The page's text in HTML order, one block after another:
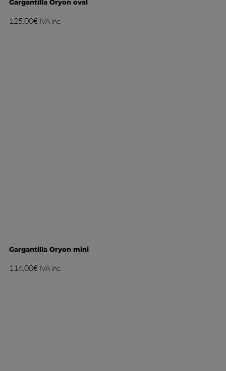
Gargantilla Oryon oval
125,00€ IVA inc.
Gargantilla Oryon mini
116,00€ IVA inc.